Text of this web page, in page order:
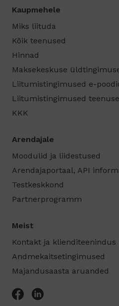
Kaupmehele
Miks liituda
Kõik teenused
Hinnad
Maksekeskuse
Liitumistingimused e-
Liitumistingimused
KKK
Arendajale
Moodulid ja liidestused
Arendajaportaal, API
Testkeskkond
Partnerprogramm
Meist
Kontakt ja klienditeenindus
Andmekaitsetingimused
Majandusaasta aruanded